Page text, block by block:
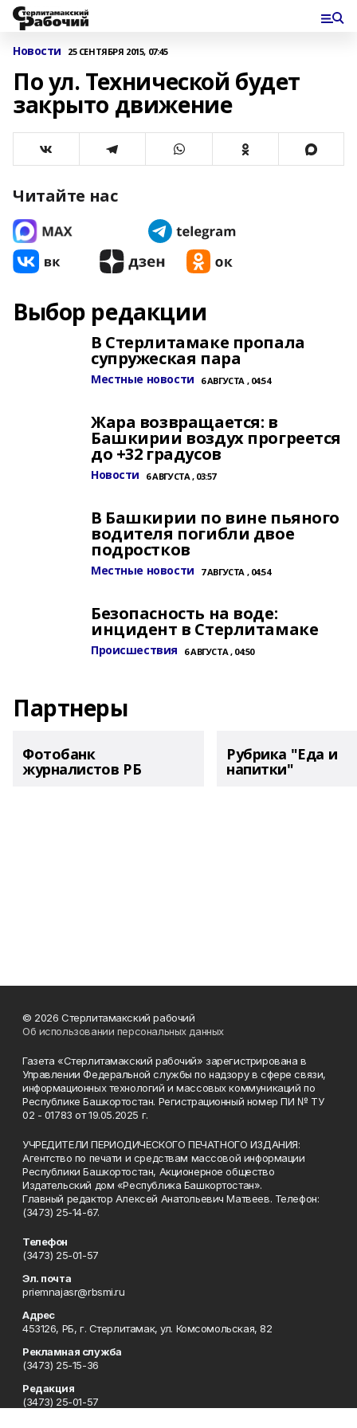
Новости 25 СЕНТЯБРЯ 2015, 07:45
По ул. Технической будет
закрыто движение
Читайте нас
Выбор редакции
В Стерлитамаке пропала
супружеская пара
Местные новости 6 АВГУСТА , 04:54
Жара возвращается: в
Башкирии воздух прогреется
до +32 градусов
Новости 6 АВГУСТА , 03:57
В Башкирии по вине пьяного
водителя погибли двое
подростков
Местные новости 7 АВГУСТА , 04:54
Безопасность на воде:
инцидент в Стерлитамаке
Происшествия 6 АВГУСТА , 04:50
Партнеры
Фотобанк
журналистов РБ
Рубрика "Еда и
напитки"
© 2026 Стерлитамакский рабочий
Об использовании персональных данных
Газета «Стерлитамакский рабочий» зарегистрирована в
Управлении Федеральной службы по надзору в сфере связи,
информационных технологий и массовых коммуникаций по
Республике Башкортостан. Регистрационный номер ПИ № ТУ
02 - 01783 от 19.05.2025 г.
УЧРЕДИТЕЛИ ПЕРИОДИЧЕСКОГО ПЕЧАТНОГО ИЗДАНИЯ:
Агентство по печати и средствам массовой информации
Республики Башкортостан, Акционерное общество
Издательский дом «Республика Башкортостан».
Главный редактор Алексей Анатольевич Матвеев. Телефон:
(3473) 25-14-67.
Телефон
(3473) 25-01-57
Эл. почта
priemnajasr@rbsmi.ru
Адрес
453126, РБ, г. Стерлитамак, ул. Комсомольская, 82
Рекламная служба
(3473) 25-15-36
Редакция
(3473) 25-01-57